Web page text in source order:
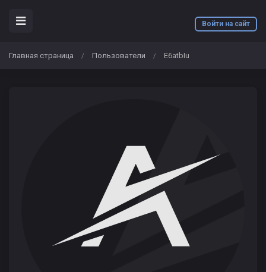
Войти на сайт
Главная страница / Пользователи / E6atbIu